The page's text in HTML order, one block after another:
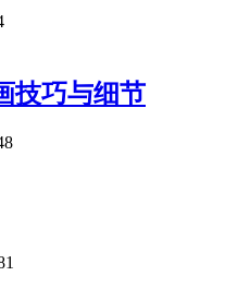
技巧与细节